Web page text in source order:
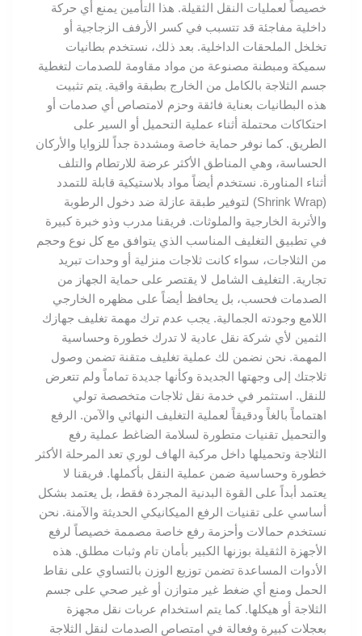
خصيصاً لعمليات النقل الثقيلة. هذا التأمين يمنع أي حركة
داخلية مفاجئة قد تتسبب في كسر الأرفف الزجاجية أو
تخلخل الملحقات الداخلية. بعد ذلك، نستخدم بطانيات
سميكة ومبطنة مصنوعة من مواد مقاومة للصدمات لتغطية
جسم الثلاجة بالكامل من الخارج بطبقة واقية. يتم تثبيت
هذه البطانيات بعناية فائقة وحزم لامتصاص أي صدمات أو
احتكاكات محتملة أثناء عملية التحميل أو السير على
الطريق. كما نوفر حماية خاصة ومشددة جداً للزوايا والأركان
الحساسة، وهي المناطق الأكثر عرضة للارتطام والتلف
أثناء المناورة. نستخدم أيضاً مواد بلاستيكية قابلة للتمدد
(Shrink Wrap) لتوفير طبقة عازلة ضد دخول الرطوبة
والأتربة الخارجية والملوثات. فريقنا مدرب وذو خبرة كبيرة
في تطبيق التغليف المناسب الذي يتوافق مع كل نوع وحجم
من الثلاجات، سواء كانت ثلاجات منزلية أو وحدات تبريد
تجارية. التغليف الشامل لا يقتصر على حماية الجهاز من
الصدمات فحسب، بل يحافظ أيضاً على مظهره الخارجي
اللامع وجودته الجمالية. يجب عدم ترك مهمة تغليف جهازك
الثمين لأي شركة نقل عادية لا تدرك خطورة وحساسية
المهمة. نحن نضمن لك عملية تغليف متقنة تضمن وصول
ثلاجتك إلى وجهتها الجديدة وكأنها جديدة تماماً ولم تتعرض
للنقل. استثمر في خدمة نقل ثلاجات متخصصة تولي
اهتماماً بالغاً ودقيقاً لعملية التغليف النهائي والآمن. الرفع
والتحميل تقنيات متطورة لسلامة الضاغط عملية رفع
الثلاجة وتحميلها داخل مركبة الهاف لوري تعد المرحلة الأكثر
خطورة وحساسية ضمن عملية النقل بأكملها. فريقنا لا
يعتمد أبداً على القوة البدنية المجردة فقط، بل يعتمد بشكل
أساسي على تقنيات الرفع الميكانيكي الحديثة والآمنة. نحن
نستخدم حمالات وأحزمة رفع خاصة مصممة خصيصاً لرفع
الأجهزة الثقيلة بوزنها الكبير بأمان تام وثبات مطلق. هذه
الأدوات المساعدة تضمن توزيع الوزن بالتساوي على نقاط
الحمل ومنع أي ضغط غير متوازن أو غير صحي على جسم
الثلاجة أو هيكلها. كما يتم استخدام عربات نقل مجهزة
بعجلات كبيرة وفعالة في امتصاص الصدمات لنقل الثلاجة